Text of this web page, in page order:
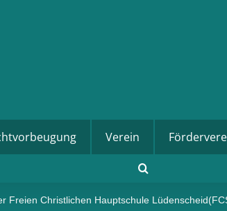
Verein
Freien Christlichen Hauptschule